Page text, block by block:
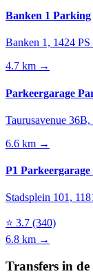
Banken 1 Parking
Banken 1, 1424
4.7 km →
Parkeergarage
Taurusavenue
6.6 km →
P1 Parkeergarage
Stadsplein 101,
⭐ 3.7 (340)
6.8 km →
Transfers in